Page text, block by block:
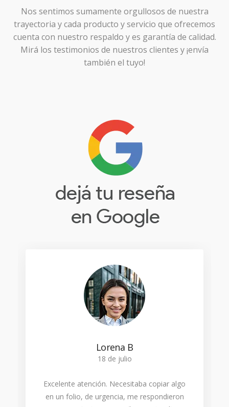
Nos sentimos sumamente orgullosos de nuestra
trayectoria y cada producto y servicio que ofrecemos
cuenta con nuestro respaldo y es garantía de calidad.
Mirá los testimonios de nuestros clientes y ¡envía
también el tuyo!
Lorena B
18 de julio
Excelente atención. Necesitaba copiar algo
en un folio, de urgencia, me respondieron